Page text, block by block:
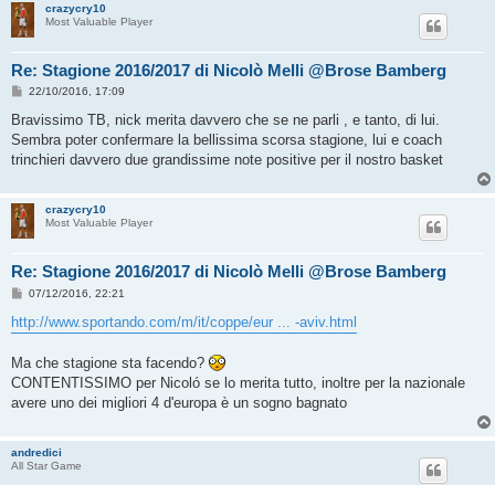
crazycry10
Most Valuable Player
Re: Stagione 2016/2017 di Nicolò Melli @Brose Bamberg
M
s
a
g
o
22/10/2016, 17:09
Bravissimo TB, nick merita davvero che se ne parli , e tanto, di lui.
Sembra poter confermare la bellissima scorsa stagione, lui e coach
trinchieri davvero due grandissime note positive per il nostro basket
crazycry10
Most Valuable Player
Re: Stagione 2016/2017 di Nicolò Melli @Brose Bamberg
M
s
s
g
g
i
o
07/12/2016, 22:21
http://www.sportando.com/m/it/coppe/eur ... -aviv.html
Ma che stagione sta facendo?
CONTENTISSIMO per Nicoló se lo merita tutto, inoltre per la nazionale
avere uno dei migliori 4 d'europa è un sogno bagnato
andredici
All Star Game